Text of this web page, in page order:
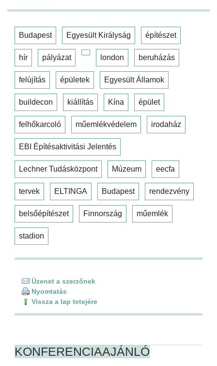
Budapest Egyesült Királyság építészet
hír pályázat london beruházás
felújítás épületek Egyesült Államok
buildecon kiállítás Kína épület
felhőkarcoló műemlékvédelem irodaház
EBI Építésaktivitási Jelentés
Lechner Tudásközpont Múzeum eecfa
tervek ELTINGA Budapest rendezvény
belsőépítészet Finnország műemlék
stadion
Üzenet a szerzőnek
Nyomtatás
Vissza a lap tetejére
KONFERENCIAAJÁNLÓ